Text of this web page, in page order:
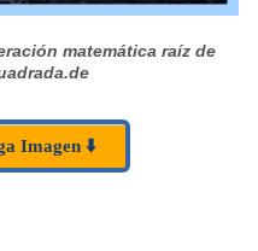
matemática raíz de
Imagen ⬇️